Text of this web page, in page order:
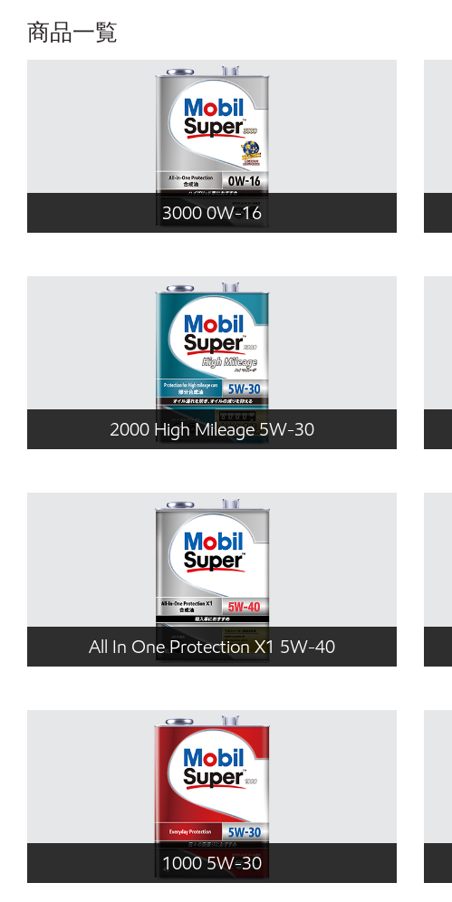
商品一覧
3000 0W-16
2000 High Mileage 5W-30
All In One Protection X1 5W-40
1000 5W-30